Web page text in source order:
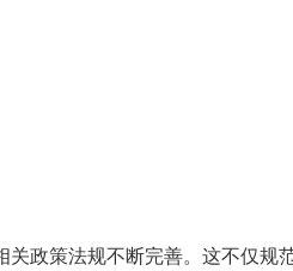
政策法规不断完善。这不仅规